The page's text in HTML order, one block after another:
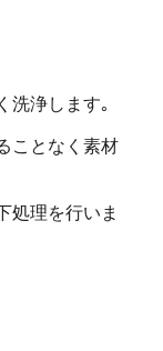
洗浄します｡
ことなく素材
処理を行いま